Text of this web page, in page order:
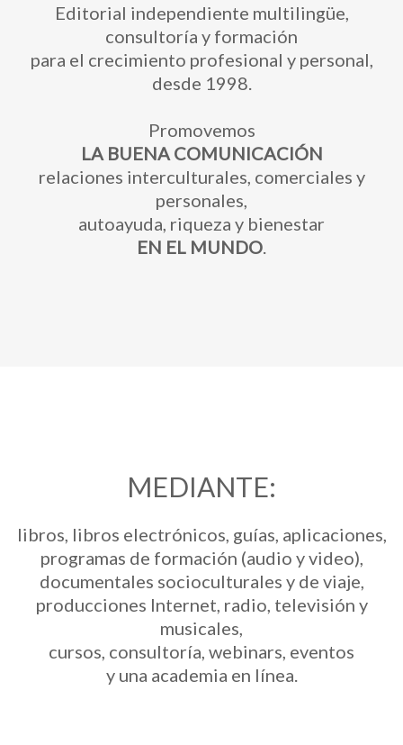
Editorial independiente multilingüe,
consultoría y formación
para el crecimiento profesional y personal,
desde 1998.
Promovemos
LA BUENA COMUNICACIÓN
relaciones interculturales, comerciales y
personales,
autoayuda, riqueza y bienestar
EN EL MUNDO.
MEDIANTE:
libros, libros electrónicos, guías, aplicaciones,
programas de formación (audio y video),
documentales socioculturales y de viaje,
producciones Internet, radio, televisión y
musicales,
cursos, consultoría, webinars, eventos
y una academia en línea.